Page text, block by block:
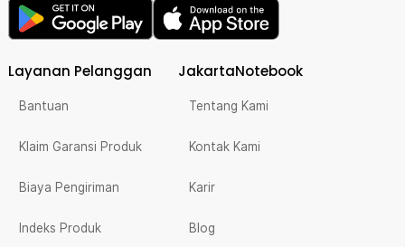
Layanan Pelanggan
Bantuan
Klaim Garansi Produk
Biaya Pengiriman
Indeks Produk
JakartaNotebook
Tentang Kami
Kontak Kami
Karir
Blog